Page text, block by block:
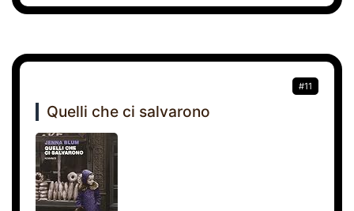
#11
Quelli che ci salvarono